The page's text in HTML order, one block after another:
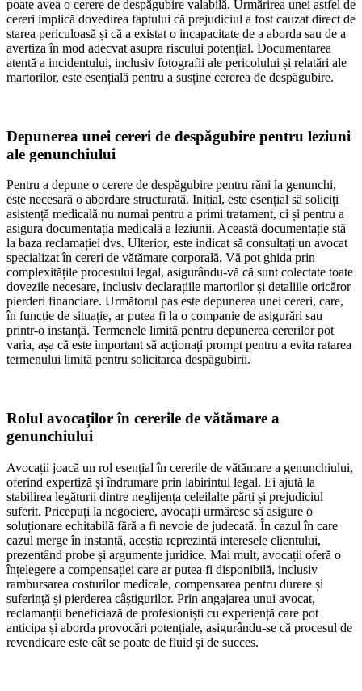
poate avea o cerere de despăgubire valabilă. Urmărirea unei astfel de
cereri implică dovedirea faptului că prejudiciul a fost cauzat direct de
starea periculoasă și că a existat o incapacitate de a aborda sau de a
avertiza în mod adecvat asupra riscului potențial. Documentarea
atentă a incidentului, inclusiv fotografii ale pericolului și relatări ale
martorilor, este esențială pentru a susține cererea de despăgubire.
Depunerea unei cereri de despăgubire pentru leziuni
ale genunchiului
Pentru a depune o cerere de despăgubire pentru răni la genunchi,
este necesară o abordare structurată. Inițial, este esențial să soliciți
asistență medicală nu numai pentru a primi tratament, ci și pentru a
asigura documentația medicală a leziunii. Această documentație stă
la baza reclamației dvs. Ulterior, este indicat să consultați un avocat
specializat în cereri de vătămare corporală. Vă pot ghida prin
complexitățile procesului legal, asigurându-vă că sunt colectate toate
dovezile necesare, inclusiv declarațiile martorilor și detaliile oricăror
pierderi financiare. Următorul pas este depunerea unei cereri, care,
în funcție de situație, ar putea fi la o companie de asigurări sau
printr-o instanță. Termenele limită pentru depunerea cererilor pot
varia, așa că este important să acționați prompt pentru a evita ratarea
termenului limită pentru solicitarea despăgubirii.
Rolul avocaților în cererile de vătămare a
genunchiului
Avocații joacă un rol esențial în cererile de vătămare a genunchiului,
oferind expertiză și îndrumare prin labirintul legal. Ei ajută la
stabilirea legăturii dintre neglijența celeilalte părți și prejudiciul
suferit. Pricepuți la negociere, avocații urmăresc să asigure o
soluționare echitabilă fără a fi nevoie de judecată. În cazul în care
cazul merge în instanță, aceștia reprezintă interesele clientului,
prezentând probe și argumente juridice. Mai mult, avocații oferă o
înțelegere a compensației care ar putea fi disponibilă, inclusiv
rambursarea costurilor medicale, compensarea pentru durere și
suferință și pierderea câștigurilor. Prin angajarea unui avocat,
reclamanții beneficiază de profesioniști cu experiență care pot
anticipa și aborda provocări potențiale, asigurându-se că procesul de
revendicare este cât se poate de fluid și de succes.